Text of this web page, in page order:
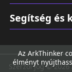
Segítség és
Szerzői jog ©
Az ArkThinker
élményt